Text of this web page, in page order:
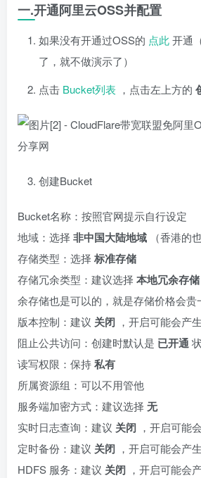
一.开通阿里云OSS并配置
如果没有开通过OSS的 点此开通
了，就不做演示了）
点击 Bucket列表 ，点击左上方的
创建Bucket
Bucket名称：按照官网提示自行设定
地域：选择 非中国大陆地域
（香港的
存储类型：选择 标准存储
存储冗余类型：建议选择 本地冗余存储
余存储也是可以的，就是存储价格会贵
版本控制：建议 关闭 ，开启可能会产
阻止公共访问：创建时默认是 已开通
读写权限：保持私有
所属资源组：可以不用管他
服务端加密方式：建议选择 无
实时日志查询：建议 关闭 ，开启可能
定时备份：建议 关闭 ，开启可能会产
HDFS 服务：建议 关闭 ，开启可能会